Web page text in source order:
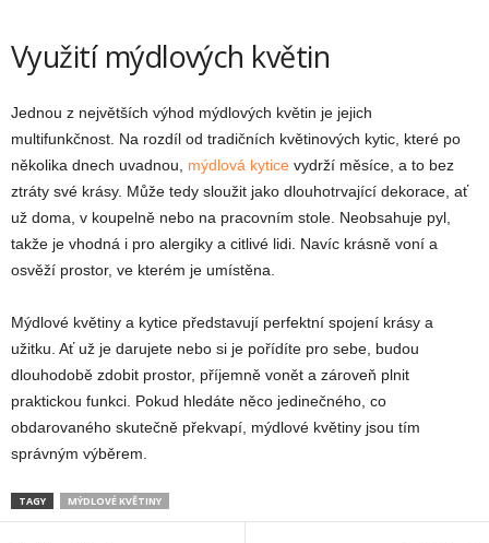
Využití mýdlových květin
Jednou z největších výhod mýdlových květin je jejich
multifunkčnost. Na rozdíl od tradičních květinových kytic, které po
několika dnech uvadnou, mýdlová kytice vydrží měsíce, a to bez
ztráty své krásy. Může tedy sloužit jako dlouhotrvající dekorace, ať
už doma, v koupelně nebo na pracovním stole. Neobsahuje pyl,
takže je vhodná i pro alergiky a citlivé lidi. Navíc krásně voní a
osvěží prostor, ve kterém je umístěna.
Mýdlové květiny a kytice představují perfektní spojení krásy a
užitku. Ať už je darujete nebo si je pořídíte pro sebe, budou
dlouhodobě zdobit prostor, příjemně vonět a zároveň plnit
praktickou funkci. Pokud hledáte něco jedinečného, co
obdarovaného skutečně překvapí, mýdlové květiny jsou tím
správným výběrem.
TAGY MÝDLOVÉ KVĚTINY